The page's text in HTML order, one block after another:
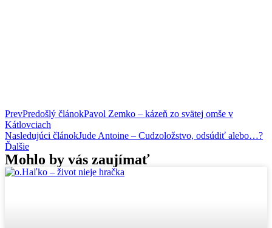
PrevPredošlý článokPavol Zemko – kázeň zo svätej omše v
Kátlovciach
Nasledujúci článokJude Antoine – Cudzoložstvo, odsúdiť alebo…?
Ďalšie
Mohlo by vás zaujímať